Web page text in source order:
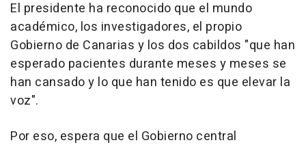
El presidente ha reconocido que el mundo
académico, los investigadores, el propio
Gobierno de Canarias y los dos cabildos "que han
esperado pacientes durante meses y meses se
han cansado y lo que han tenido es que elevar la
voz".
Por eso, espera que el Gobierno central